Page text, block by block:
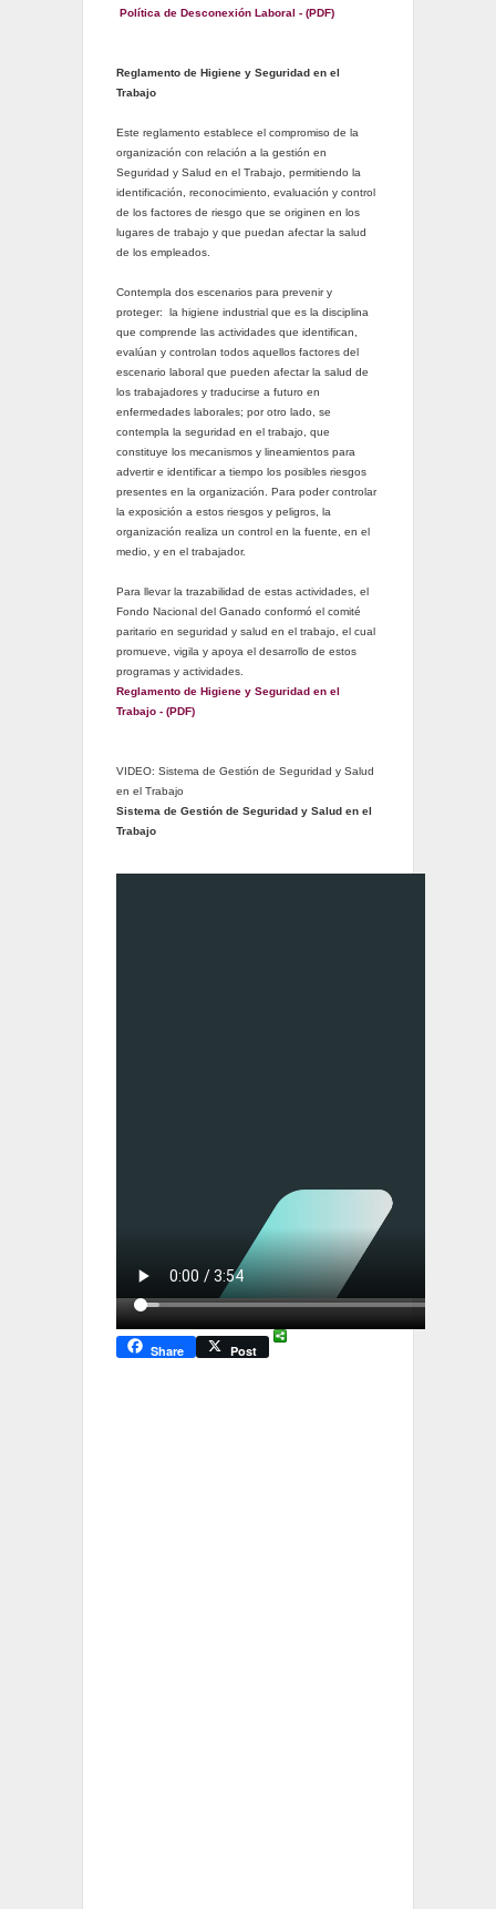
Política de Desconexión Laboral - (PDF)
Reglamento de Higiene y Seguridad en el
Trabajo
Este reglamento establece el compromiso de la
organización con relación a la gestión en
Seguridad y Salud en el Trabajo, permitiendo la
identificación, reconocimiento, evaluación y control
de los factores de riesgo que se originen en los
lugares de trabajo y que puedan afectar la salud
de los empleados.
Contempla dos escenarios para prevenir y
proteger: la higiene industrial que es la disciplina
que comprende las actividades que identifican,
evalúan y controlan todos aquellos factores del
escenario laboral que pueden afectar la salud de
los trabajadores y traducirse a futuro en
enfermedades laborales; por otro lado, se
contempla la seguridad en el trabajo, que
constituye los mecanismos y lineamientos para
advertir e identificar a tiempo los posibles riesgos
presentes en la organización. Para poder controlar
la exposición a estos riesgos y peligros, la
organización realiza un control en la fuente, en el
medio, y en el trabajador.
Para llevar la trazabilidad de estas actividades, el
Fondo Nacional del Ganado conformó el comité
paritario en seguridad y salud en el trabajo, el cual
promueve, vigila y apoya el desarrollo de estos
programas y actividades.
Reglamento de Higiene y Seguridad en el
Trabajo - (PDF)
VIDEO: Sistema de Gestión de Seguridad y Salud
en el Trabajo
Sistema de Gestión de Seguridad y Salud en el
Trabajo
Share Post